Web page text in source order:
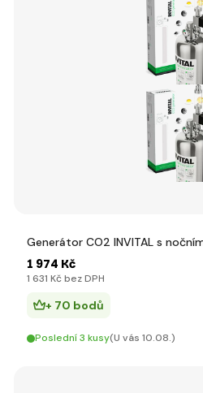
Generátor CO2 INVITAL s
1 974 Kč
1 631 Kč bez DPH
+ 70 bodů
Poslední 3 kusy(U vás 10.08.)